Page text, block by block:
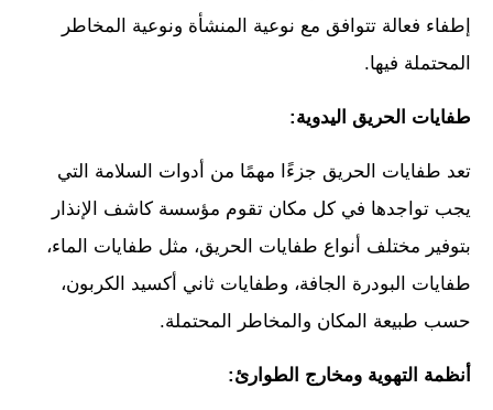
إطفاء فعالة تتوافق مع نوعية المنشأة ونوعية المخاطر
المحتملة فيها.
طفايات الحريق اليدوية:
تعد طفايات الحريق جزءًا مهمًا من أدوات السلامة التي
يجب تواجدها في كل مكان تقوم مؤسسة كاشف الإنذار
بتوفير مختلف أنواع طفايات الحريق، مثل طفايات الماء،
طفايات البودرة الجافة، وطفايات ثاني أكسيد الكربون،
حسب طبيعة المكان والمخاطر المحتملة.
أنظمة التهوية ومخارج الطوارئ: